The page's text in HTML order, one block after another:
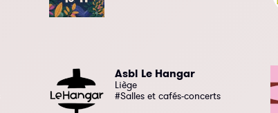
Asbl Le Hangar
Liège
#Salles et cafés-concerts